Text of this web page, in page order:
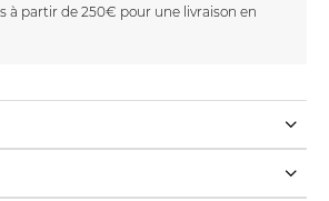
à partir de 250€ pour une livraison en